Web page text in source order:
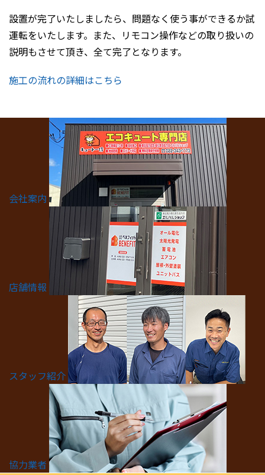
設置が完了いたしましたら、問題なく使う事ができるか試
運転をいたします。また、リモコン操作などの取り扱いの
説明もさせて頂き、全て完了となります。
施工の流れの詳細はこちら
会社案内
店舗情報
スタッフ紹介
協力業者